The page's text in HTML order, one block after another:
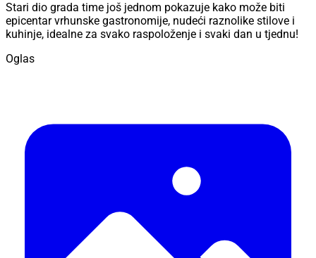
Stari dio grada time još jednom pokazuje kako može biti
epicentar vrhunske gastronomije, nudeći raznolike stilove i
kuhinje, idealne za svako raspoloženje i svaki dan u tjednu!
Oglas